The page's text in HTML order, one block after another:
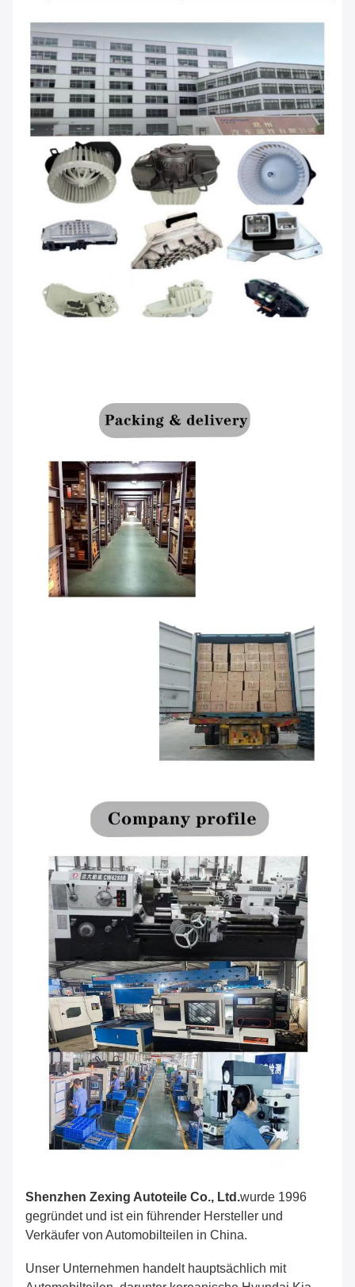
Shenzhen Zexing Autoteile Co., Ltd.wurde 1996
gegründet und ist ein führender Hersteller und
Verkäufer von Automobilteilen in China.
Unser Unternehmen handelt hauptsächlich mit